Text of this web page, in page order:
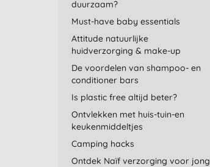
duurzaam?
Must-have baby essentials
Attitude natuurlijke
huidverzorging & make-up
De voordelen van shampoo- en
conditioner bars
Is plastic free altijd beter?
Ontvlekken met huis-tuin-en
keukenmiddeltjes
Camping hacks
Ontdek Naïf verzorging voor jong